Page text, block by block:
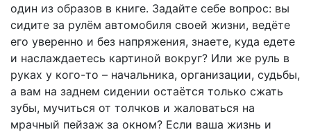
один из образов в книге. Задайте себе вопрос: вы
сидите за рулём автомобиля своей жизни, ведёте
его уверенно и без напряжения, знаете, куда едете
и наслаждаетесь картиной вокруг? Или же руль в
руках у кого-то – начальника, организации, судьбы,
а вам на заднем сидении остаётся только сжать
зубы, мучиться от толчков и жаловаться на
мрачный пейзаж за окном? Если ваша жизнь и